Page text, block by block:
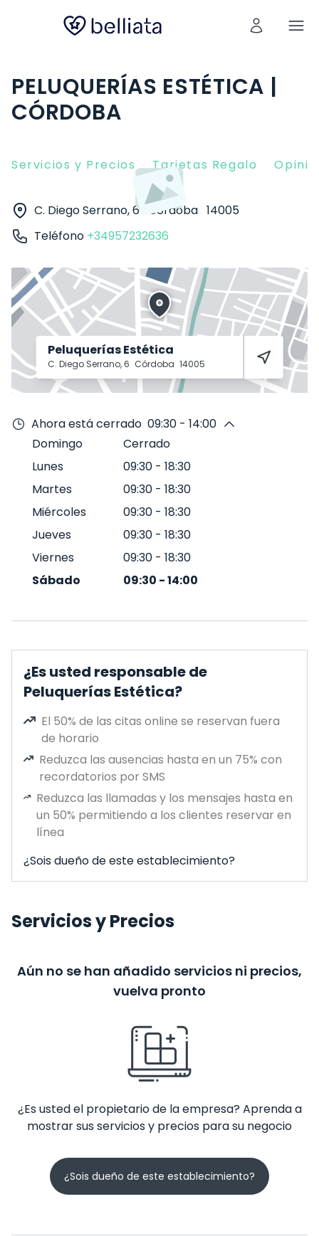
PELUQUERÍAS ESTÉTICA |
CÓRDOBA
Servicios y Precios Tarjetas Regalo
C. Diego Serrano, 6 Córdoba 14005
Teléfono +34957232636
Peluquerías Estética
C. Diego Serrano, 6 Córdoba 14005
Ahora está cerrado 09:30 - 14:00
Domingo
Cerrado
Lunes
09:30 - 18:30
Martes
09:30 - 18:30
Miércoles
09:30 - 18:30
Jueves
09:30 - 18:30
Viernes
09:30 - 18:30
Sábado
09:30 -14:00
¿Es usted responsable de
Peluquerías Estética?
El 50% de las citas online se reservan fuera
de horario
Reduzca las ausencias hasta en un 75% con
recordatorios por SMS
Reduzca las llamadas y los mensajes hasta en
un 50% permitiendo a los clientes reservar en
línea
¿Sois dueño de este establecimiento?
Servicios y Precios
Aún no se han añadido servicios ni precios,
vuelva pronto
¿Es usted el propietario de la empresa? Aprenda a
mostrar sus servicios y precios para su negocio
¿Sois dueño de este establecimiento?